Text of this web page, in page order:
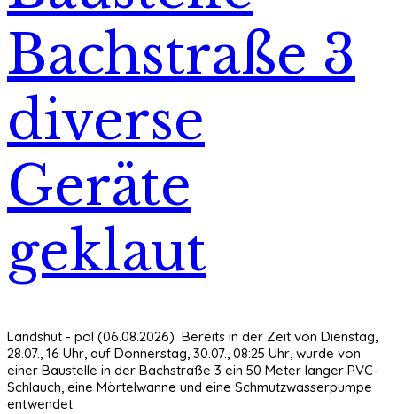
Bachstraße 3
diverse
Geräte
geklaut
Landshut - pol (06.08.2026) Bereits in der Zeit von Dienstag,
28.07., 16 Uhr, auf Donnerstag, 30.07., 08:25 Uhr, wurde von
einer Baustelle in der Bachstraße 3 ein 50 Meter langer PVC-
Schlauch, eine Mörtelwanne und eine Schmutzwasserpumpe
entwendet.